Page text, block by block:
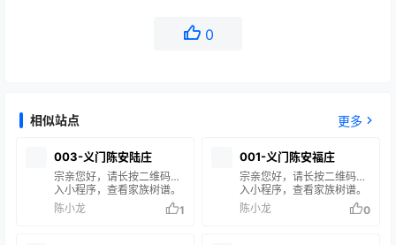
0
相似站点 更多
003-义门陈安陆庄
宗亲您好，请长按二维码进
入小程序，查看家族树谱。
在搜索框输入您的姓名或谱
名，即可查询您的家族信
陈小龙 1
001-义门陈安福庄
宗亲您好，请长按二维码进
入小程序，查看家族树谱。
在搜索框输入您的姓名或谱
名，即可查询您的家族信
陈小龙 0